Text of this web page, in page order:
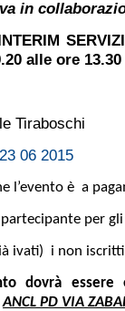
in
alle ore 13.30
Tiraboschi
06 2015
l’evento è a
per
ivati) i non
dovrà
ANCL PD VIA